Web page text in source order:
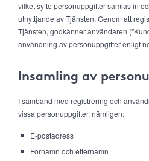
vilket syfte personuppgifter samlas in
utnyttjande av Tjänsten. Genom att
Tjänsten, godkänner användaren
användning av personuppgifter enligt
Insamling av
I samband med registrering och
vissa personuppgifter, nämligen:
E-postadress
Förnamn och efternamn